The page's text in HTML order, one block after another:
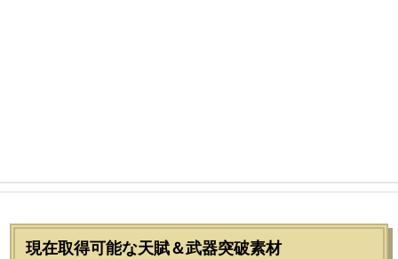
現在取得可能な天賦＆武器突破素材